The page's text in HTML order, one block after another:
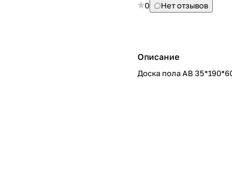
0 Нет отзывов
Описание
Доска пола AB